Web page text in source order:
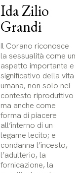
Ida Zilio
Grandi
Il Corano riconosce
la sessualità come un
aspetto importante e
significativo della vita
umana, non solo nel
contesto riproduttivo
ma anche come
forma di piacere
all’interno di un
legame lecito; e
condanna l’incesto,
l’adulterio, la
fornicazione, la